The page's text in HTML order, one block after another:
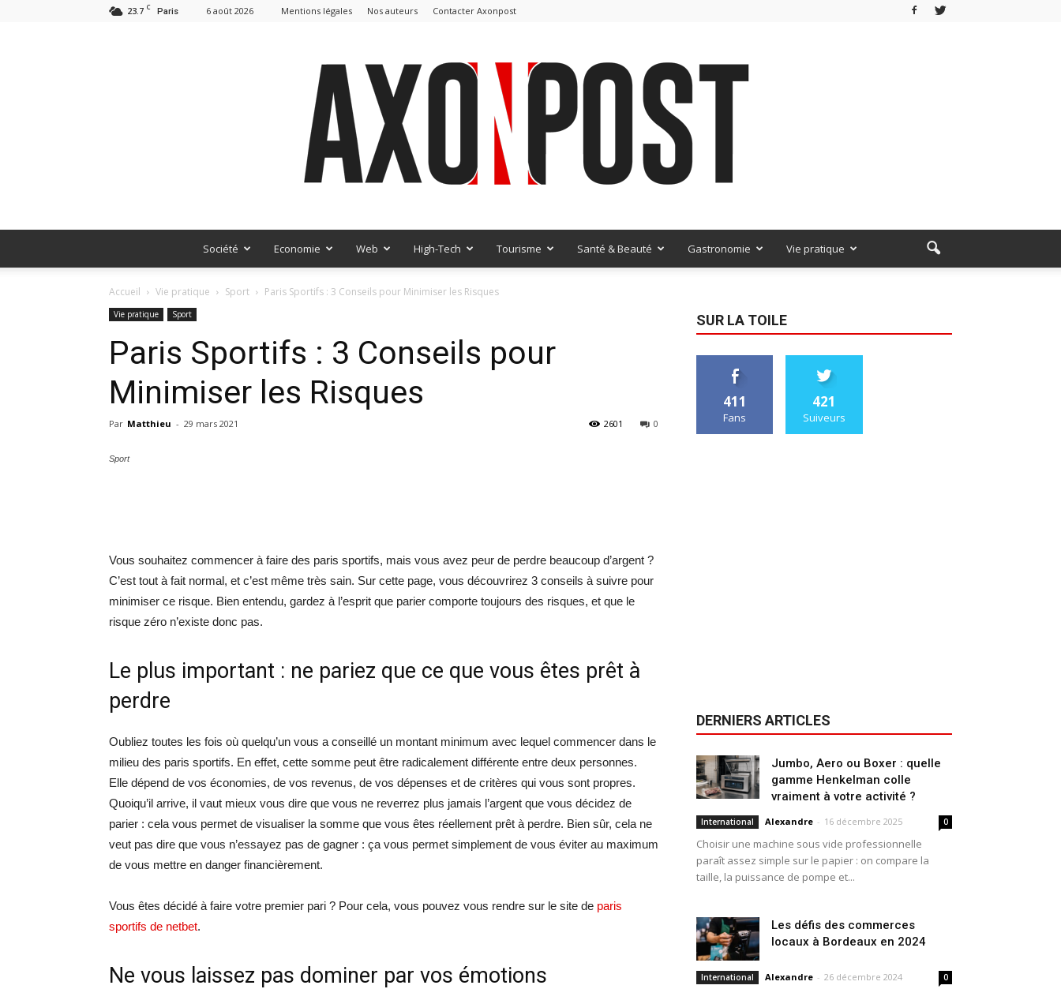
23.7 C Paris 6 août 2026 Mentions légales Nos auteurs Contacter Axonpost
Société Economie Web High-Tech Tourisme Santé & Beauté Gastronomie Vie pratique
Accueil Vie pratique Sport Paris Sportifs : 3 Conseils pour Minimiser les Risques
Vie pratique Sport
Paris Sportifs : 3 Conseils pour
Minimiser les Risques
Par Matthieu - 29 mars 2021 0
2601
Sport
Vous souhaitez commencer à faire des paris sportifs, mais vous avez peur de perdre beaucoup d’argent ?
C’est tout à fait normal, et c’est même très sain. Sur cette page, vous découvrirez 3 conseils à suivre pour
minimiser ce risque. Bien entendu, gardez à l’esprit que parier comporte toujours des risques, et que le
risque zéro n’existe donc pas.
Le plus important : ne pariez que ce que vous êtes prêt à
perdre
Oubliez toutes les fois où quelqu’un vous a conseillé un montant minimum avec lequel commencer dans le
milieu des paris sportifs. En effet, cette somme peut être radicalement différente entre deux personnes.
Elle dépend de vos économies, de vos revenus, de vos dépenses et de critères qui vous sont propres.
Quoiqu’il arrive, il vaut mieux vous dire que vous ne reverrez plus jamais l’argent que vous décidez de
parier : cela vous permet de visualiser la somme que vous êtes réellement prêt à perdre. Bien sûr, cela ne
veut pas dire que vous n’essayez pas de gagner : ça vous permet simplement de vous éviter au maximum
de vous mettre en danger financièrement.
Vous êtes décidé à faire votre premier pari ? Pour cela, vous pouvez vous rendre sur le site de paris
sportifs de netbet.
Ne vous laissez pas dominer par vos émotions
SUR LA TOILE
411
Fans
421
Suiveurs
DERNIERS ARTICLES
Jumbo, Aero ou Boxer : quelle
gamme Henkelman colle
vraiment à votre activité ?
International Alexandre - 16 décembre 2025 0
Choisir une machine sous vide professionnelle
paraît assez simple sur le papier : on compare la
taille, la puissance de pompe et...
Les défis des commerces
locaux à Bordeaux en 2024
International Alexandre - 26 décembre 2024 0